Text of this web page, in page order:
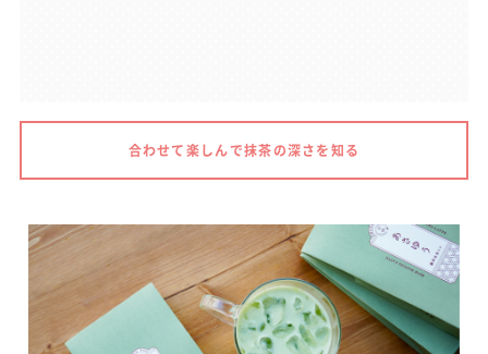
合わせて楽しんで抹茶の深さを知る